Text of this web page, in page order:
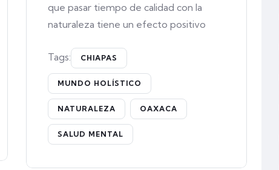
que pasar tiempo de calidad con la
naturaleza tiene un efecto positivo
Tags: CHIAPAS
MUNDO HOLÍSTICO
NATURALEZA OAXACA
SALUD MENTAL